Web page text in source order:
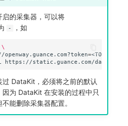
的采集器，可以将
- ，如
\
=<TOKEN>
https://static.guance.com/datakit-
过 DataKit，必须将之前的默认
为 DataKit 在安装的过程中只
能删除采集器配置。